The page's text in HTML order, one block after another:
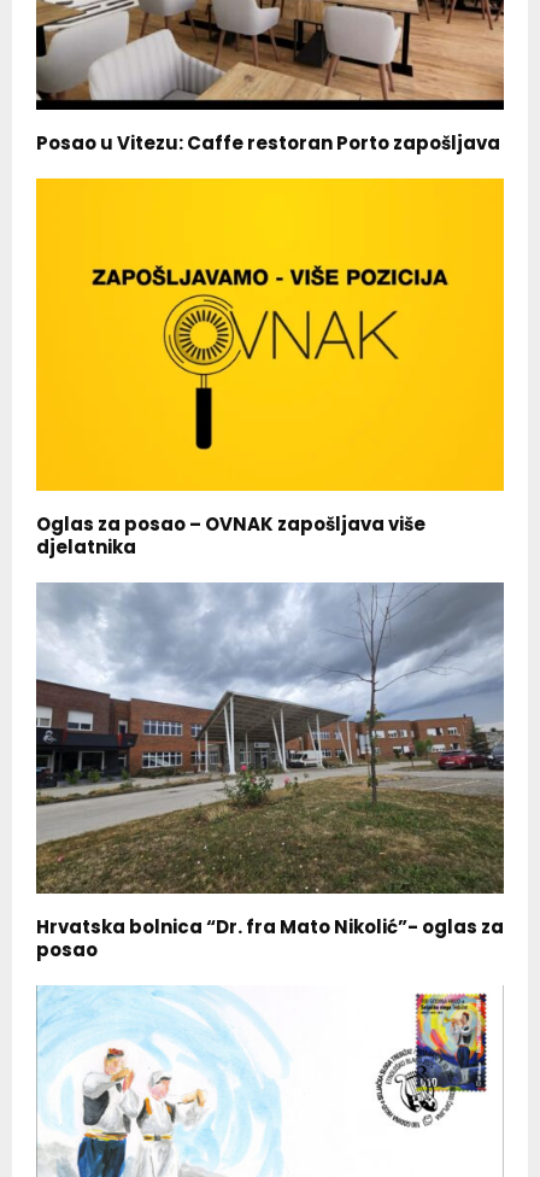
Posao u Vitezu: Caffe restoran Porto zapošljava
Oglas za posao – OVNAK zapošljava više
djelatnika
Hrvatska bolnica “Dr. fra Mato Nikolić”- oglas za
posao